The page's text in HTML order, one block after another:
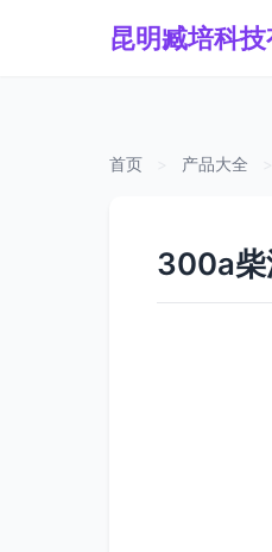
昆明臧培科技
首页 产品大全
300a柴